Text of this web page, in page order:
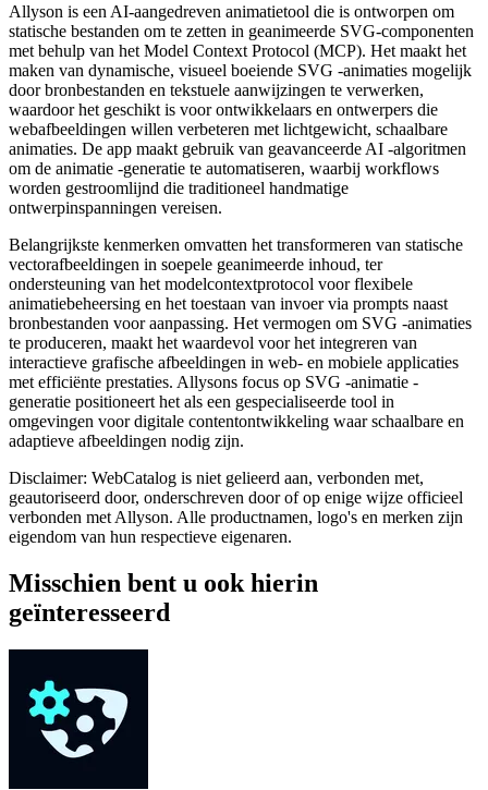
Allyson is een AI-aangedreven animatietool die is ontworpen om
statische bestanden om te zetten in geanimeerde SVG-componenten
met behulp van het Model Context Protocol (MCP). Het maakt het
maken van dynamische, visueel boeiende SVG -animaties mogelijk
door bronbestanden en tekstuele aanwijzingen te verwerken,
waardoor het geschikt is voor ontwikkelaars en ontwerpers die
webafbeeldingen willen verbeteren met lichtgewicht, schaalbare
animaties. De app maakt gebruik van geavanceerde AI -algoritmen
om de animatie -generatie te automatiseren, waarbij workflows
worden gestroomlijnd die traditioneel handmatige
ontwerpinspanningen vereisen.
Belangrijkste kenmerken omvatten het transformeren van statische
vectorafbeeldingen in soepele geanimeerde inhoud, ter
ondersteuning van het modelcontextprotocol voor flexibele
animatiebeheersing en het toestaan van invoer via prompts naast
bronbestanden voor aanpassing. Het vermogen om SVG -animaties
te produceren, maakt het waardevol voor het integreren van
interactieve grafische afbeeldingen in web- en mobiele applicaties
met efficiënte prestaties. Allysons focus op SVG -animatie -
generatie positioneert het als een gespecialiseerde tool in
omgevingen voor digitale contentontwikkeling waar schaalbare en
adaptieve afbeeldingen nodig zijn.
Disclaimer: WebCatalog is niet gelieerd aan, verbonden met,
geautoriseerd door, onderschreven door of op enige wijze officieel
verbonden met Allyson. Alle productnamen, logo's en merken zijn
eigendom van hun respectieve eigenaren.
Misschien bent u ook hierin
geïnteresseerd